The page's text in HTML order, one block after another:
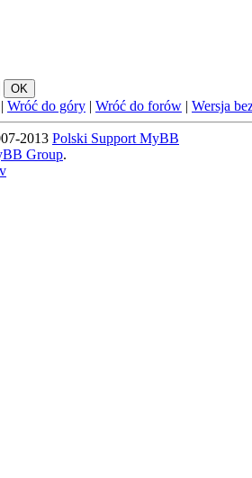
| Wróć do góry | Wróć do forów | Wersja
2013 Polski Support MyBB
Group.